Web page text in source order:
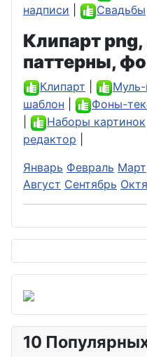
надписи
Свадьбы
Клипарт
паттерны,
Клипарт Муль-
шаблон
Фоны-
Наборы картинок
редактор
Январь Февраль Март
Август Сентябрь
10